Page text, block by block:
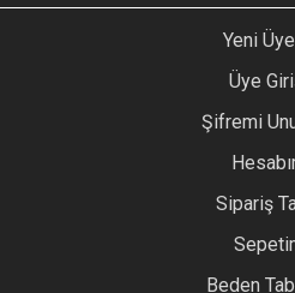
Yeni
Üye
Şifremi
Sipariş
Beden